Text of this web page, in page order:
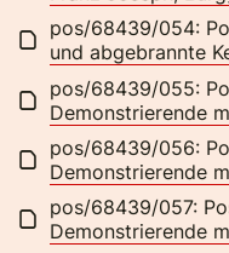
pos/68439/054:
und abgebrannte
pos/68439/055:
Demonstrierende
pos/68439/056:
Demonstrierende
pos/68439/057:
Demonstrierende